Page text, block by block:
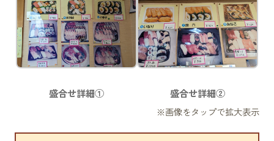
盛合せ詳細① 盛合せ詳細②